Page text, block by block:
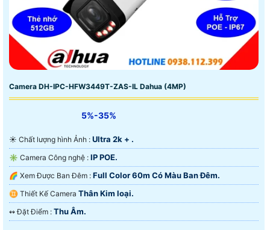
Camera DH-IPC-HFW3449T-ZAS-IL Dahua (4MP)
5%-35%
☀️ Chất lượng hình Ảnh : Ultra 2k + .
✳️ Camera Công nghệ : IP POE.
🌈 Xem Được Ban Đêm : Full Color 60m Có Màu Ban Ðêm.
♊ Thiết Kế Camera Thân Kim loại.
️↭ Đặt Điểm : Thu Âm.